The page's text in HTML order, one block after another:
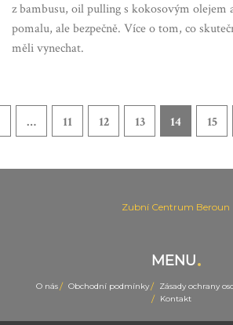
z bambusu, oil pulling s kokosovým olejem
pomalu, ale bezpečně. Více o tom, co
měli vynechat.
… 11 12 13 14 15
Zubní Centrum Beroun
MENU
O nás Obchodní podmínky Zásady ochrany
Kontakt